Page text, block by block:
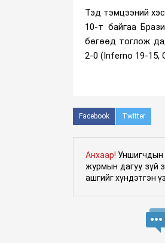
Тэд тэмцээний
10-т байгаа
бөгөөд тоглож
2-0 (Inferno 19-15,
Facebook Twitter
Анхаар! Уншигчдын
журмын дагуу зүй
ашгийг хүндэтгэн